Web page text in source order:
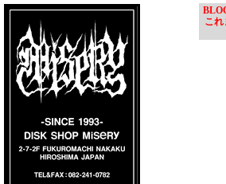
これ